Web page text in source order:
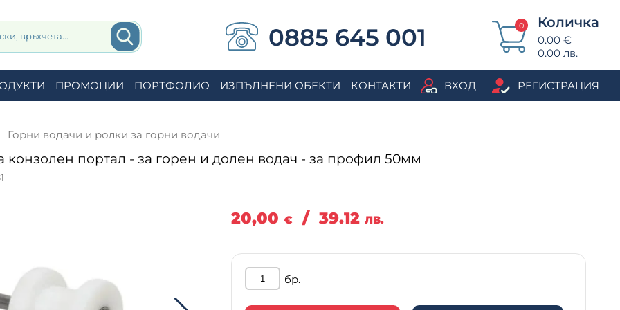
0885 645 001 0 Количка
0.00 €
0.00 лв.
ПРОМОЦИИ ПОРТФОЛИО ИЗПЪЛНЕНИ ОБЕКТИ КОНТАКТИ ВХОД РЕГИСТРАЦИЯ
Горни водачи и ролки за горни водачи
конзолен портал - за горен и долен водач - за профил 50мм
20,00€ /39.12ЛВ.
бр.